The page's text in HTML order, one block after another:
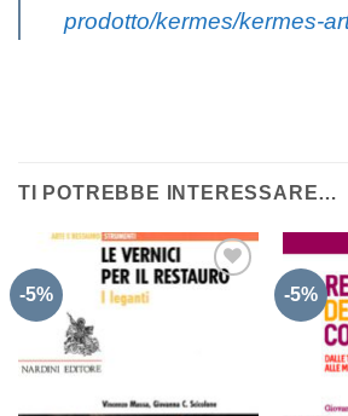
prodotto/kermes/kermes-
TI POTREBBE INTERESSARE…
-5% -5%